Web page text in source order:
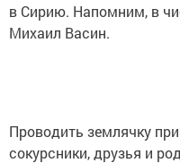
в Сирию. Напомним, в
Михаил Васин.
Проводить землячку
сокурсники, друзья и